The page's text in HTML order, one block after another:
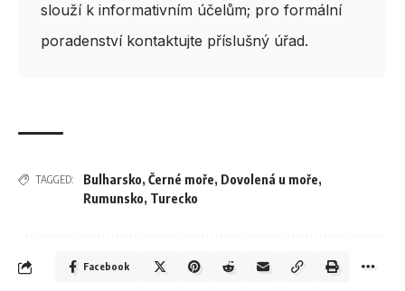
slouží k informativním účelům; pro formální
poradenství kontaktujte příslušný úřad.
TAGGED: Bulharsko, Černé moře, Dovolená u moře,
Rumunsko, Turecko
Facebook